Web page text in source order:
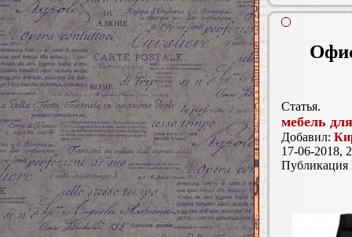
Статья.
мебель
Добавил:
17-06-2018,